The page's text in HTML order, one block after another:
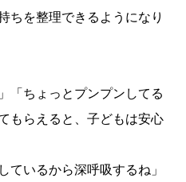
ちを整理できるようになり
「ちょっとプンプンしてる
もらえると、子どもは安心
ているから深呼吸するね」